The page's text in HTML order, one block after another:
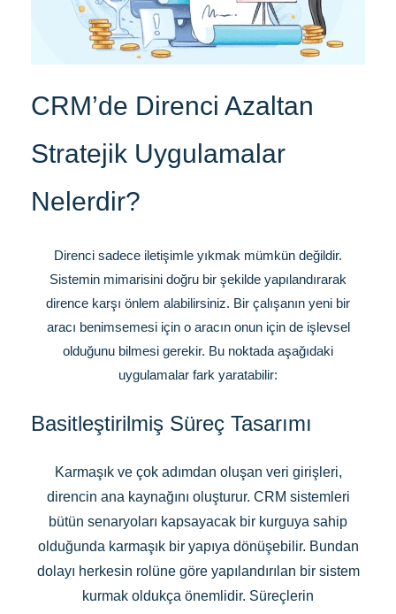
CRM’de Direnci Azaltan
Stratejik Uygulamalar
Nelerdir?
Direnci sadece iletişimle yıkmak mümkün değildir.
Sistemin mimarisini doğru bir şekilde yapılandırarak
dirence karşı önlem alabilirsiniz. Bir çalışanın yeni bir
aracı benimsemesi için o aracın onun için de işlevsel
olduğunu bilmesi gerekir. Bu noktada aşağıdaki
uygulamalar fark yaratabilir:
Basitleştirilmiş Süreç Tasarımı
Karmaşık ve çok adımdan oluşan veri girişleri,
direncin ana kaynağını oluşturur. CRM sistemleri
bütün senaryoları kapsayacak bir kurguya sahip
olduğunda karmaşık bir yapıya dönüşebilir. Bundan
dolayı herkesin rolüne göre yapılandırılan bir sistem
kurmak oldukça önemlidir. Süreçlerin